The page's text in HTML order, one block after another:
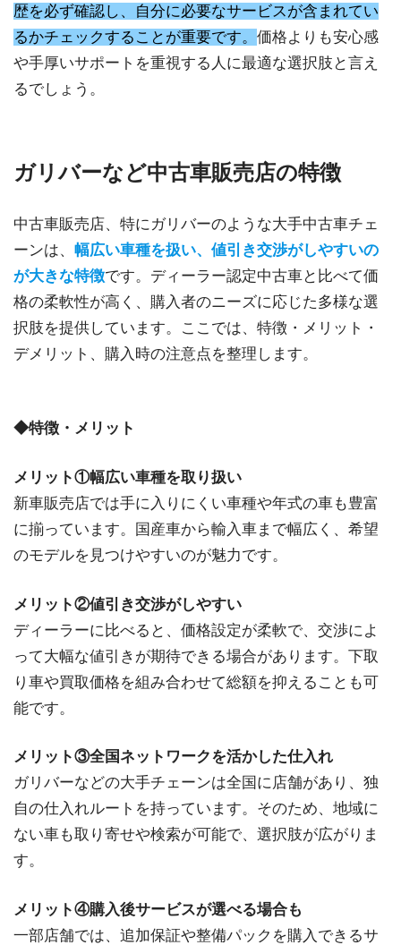
歴を必ず確認し、自分に必要なサービスが含まれてい
るかチェックすることが重要です。 価格よりも安心感
や手厚いサポートを重視する人に最適な選択肢と言え
るでしょう。
ガリバーなど中古車販売店の特徴
中古車販売店、特にガリバーのような大手中古車チェ
ーンは、 幅広い車種を扱い、値引き交渉がしやすいの
が大きな特徴です。ディーラー認定中古車と比べて価
格の柔軟性が高く、購入者のニーズに応じた多様な選
択肢を提供しています。ここでは、特徴・メリット・
デメリット、購入時の注意点を整理します。
◆特徴・メリット
メリット①幅広い車種を取り扱い
新車販売店では手に入りにくい車種や年式の車も豊富
に揃っています。国産車から輸入車まで幅広く、希望
のモデルを見つけやすいのが魅力です。
メリット②値引き交渉がしやすい
ディーラーに比べると、価格設定が柔軟で、交渉によ
って大幅な値引きが期待できる場合があります。下取
り車や買取価格を組み合わせて総額を抑えることも可
能です。
メリット③全国ネットワークを活かした仕入れ
ガリバーなどの大手チェーンは全国に店舗があり、独
自の仕入れルートを持っています。そのため、地域に
ない車も取り寄せや検索が可能で、選択肢が広がりま
す。
メリット④購入後サービスが選べる場合も
一部店舗では、追加保証や整備パックを購入できるサ